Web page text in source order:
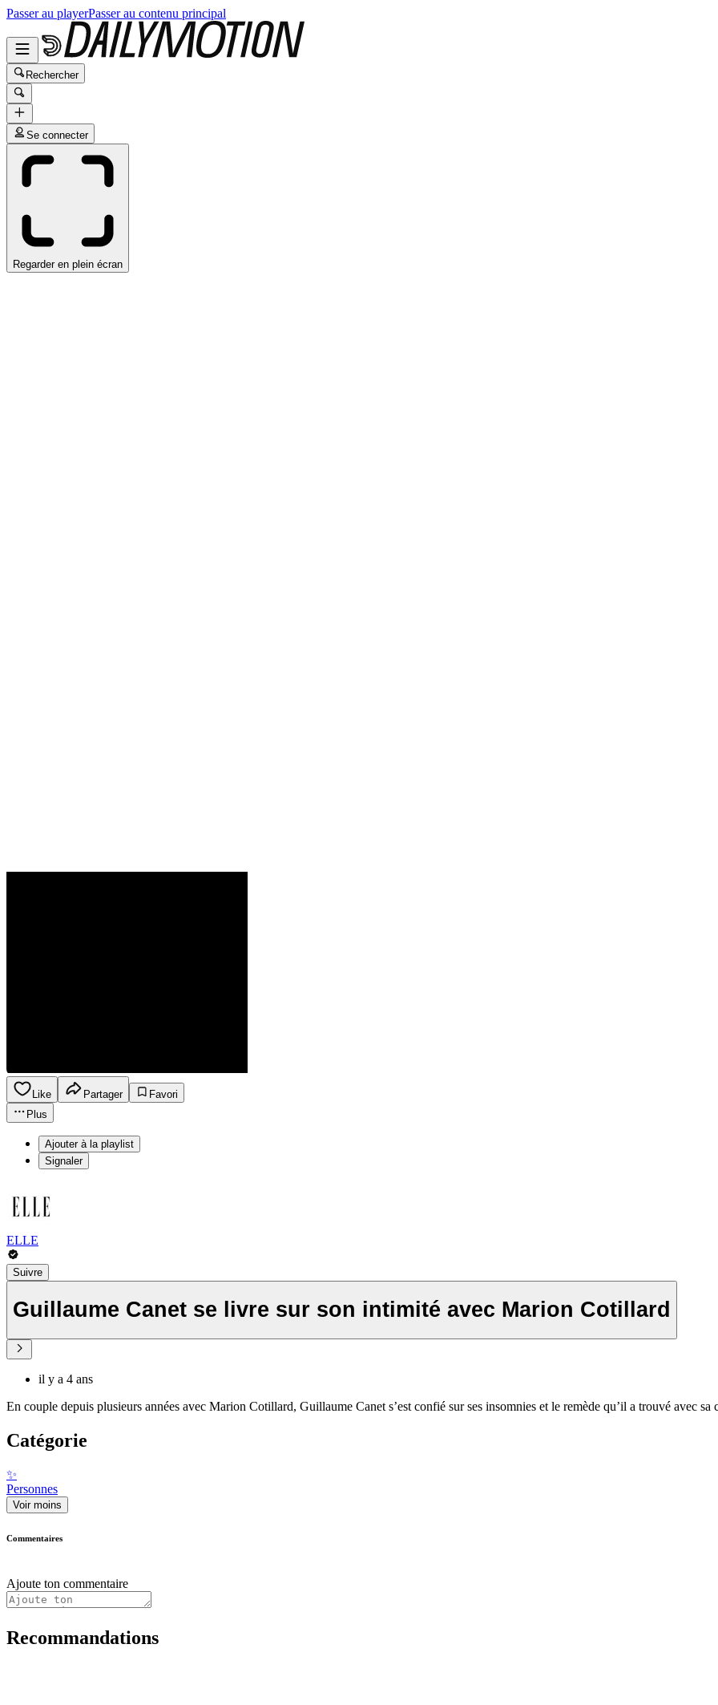
Passer au playerPasser au contenu principal
Rechercher
Se connecter
Regarder en plein écran
Like Partager
Favori
Plus
Ajouter à la playlist
Signaler
ELLE
Suivre
Guillaume Canet se livre sur son intimité avec Marion Cotillard
il y a 4 ans
En couple depuis plusieurs années avec Marion Cotillard, Guillaume Canet s’est confié sur ses insomnies et le remède qu’il a trouvé avec sa
Catégorie
✨
Personnes
Voir moins
Commentaires
Ajoute ton commentaire
Recommandations